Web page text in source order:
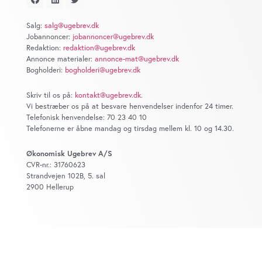
sociale medier, annonceringspartnere og
analysepartnere. Vores partnere kan kombinere disse
data med andre oplysninger, du har givet dem, eller som
de har indsamlet fra din brug af deres tjenester. Du
anvende vores hjemmeside.
Salg: salg@ugebrev.dk
Jobannoncer: jobannoncer@ugebrev.dk
Redaktion: redaktion@ugebrev.dk
Annonce materialer: annonce-mat@ugebrev.dk
Bogholderi: bogholderi@ugebrev.dk
Skriv til os på: kontakt@ugebrev.dk.
Vi bestræber os på at besvare henvendelser indenfor 24 timer.
Telefonisk henvendelse: 70 23 40 10
Telefonerne er åbne mandag og tirsdag mellem kl. 10 og 14.30.
Økonomisk Ugebrev A/S
CVR-nr.: 31760623
Strandvejen 102B, 5. sal
2900 Hellerup